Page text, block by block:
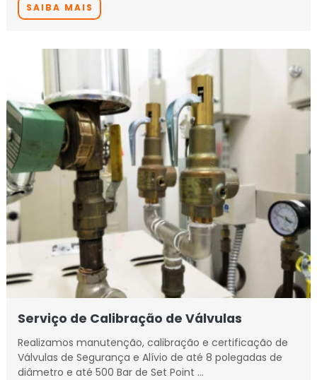
SAIBA MAIS
Serviço de Calibração de Válvulas
Realizamos manutenção, calibração e certificação de
Válvulas de Segurança e Alívio de até 8 polegadas de
diâmetro e até 500 Bar de Set Point …